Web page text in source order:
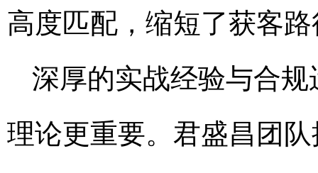
高度匹配，缩短了获客
深厚的实战经验与合
理论更重要。君盛昌团